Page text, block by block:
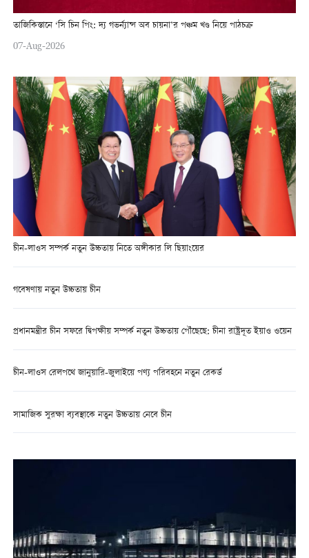
তাজিকিস্তানে ‘সি চিন পিং: দ্য গভর্ন্যান্স অব চায়না’র পঞ্চম খণ্ড নিয়ে পাঠচক্র
07-Aug-2026
চীন-লাওস সম্পর্ক নতুন উচ্চতায় নিতে অঙ্গীকার লি ছিয়াংয়ের
গবেষণায় নতুন উচ্চতায় চীন
প্রধানমন্ত্রীর চীন সফরে দ্বিপক্ষীয় সম্পর্ক নতুন উচ্চতায় পৌঁছেছে: চীনা রাষ্ট্রদূত ইয়াও ওয়েন
চীন-লাওস রেলপথে জানুয়ারি-জুলাইয়ে পণ্য পরিবহনে নতুন রেকর্ড
সামাজিক সুরক্ষা ব্যবস্থাকে নতুন উচ্চতায় নেবে চীন